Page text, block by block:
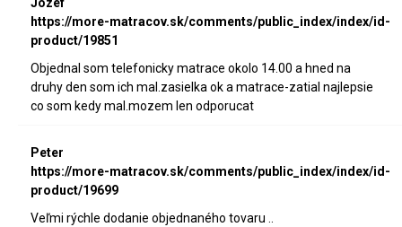
Jozef
https://more-matracov.sk/comments/public_index/index/id-
product/19851
Objednal som telefonicky matrace okolo 14.00 a hned na
druhy den som ich mal.zasielka ok a matrace-zatial najlepsie
co som kedy mal.mozem len odporucat
Peter
https://more-matracov.sk/comments/public_index/index/id-
product/19699
Veľmi rýchle dodanie objednaného tovaru ..